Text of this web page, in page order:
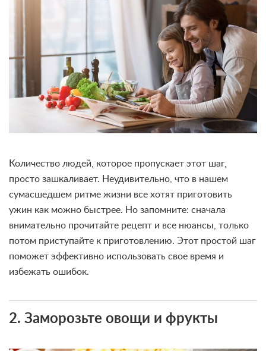
Количество людей, которое пропускает этот шаг,
просто зашкаливает. Неудивительно, что в нашем
сумасшедшем ритме жизни все хотят приготовить
ужин как можно быстрее. Но запомните: сначала
внимательно прочитайте рецепт и все нюансы, только
потом приступайте к приготовлению. Этот простой шаг
поможет эффективно использовать свое время и
избежать ошибок.
2. Заморозьте овощи и фрукты